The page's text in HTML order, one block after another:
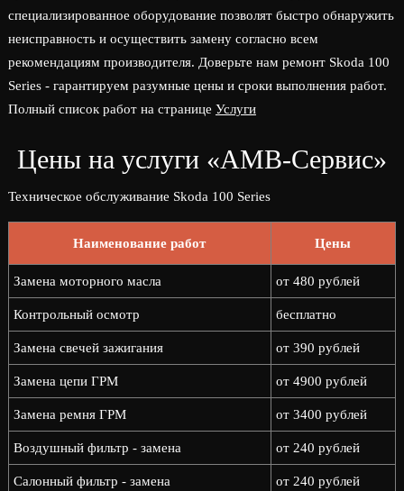
специализированное оборудование позволят быстро обнаружить
неисправность и осуществить замену согласно всем
рекомендациям производителя. Доверьте нам ремонт Skoda 100
Series - гарантируем разумные цены и сроки выполнения работ.
Полный список работ на странице Услуги
Цены на услуги «АМВ-Сервис»
Техническое обслуживание Skoda 100 Series
Наименование работ Цены
Замена моторного масла от 480 рублей
Контрольный осмотр бесплатно
Замена свечей зажигания от 390 рублей
Замена цепи ГРМ от 4900 рублей
Замена ремня ГРМ от 3400 рублей
Воздушный фильтр - замена от 240 рублей
Салонный фильтр - замена от 240 рублей